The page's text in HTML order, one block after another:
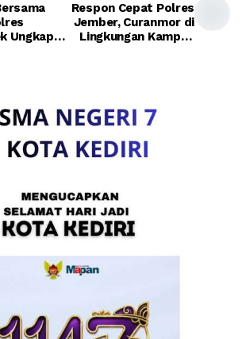
Ungkap
Respon Cepat Polres
Jember, Curanmor di
Lingkungan Kampus